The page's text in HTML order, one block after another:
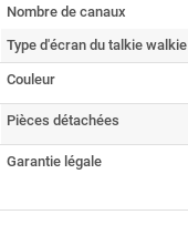
Nombre de canaux
Type d'écran du talkie walkie
Couleur
Pièces détachées
Garantie légale